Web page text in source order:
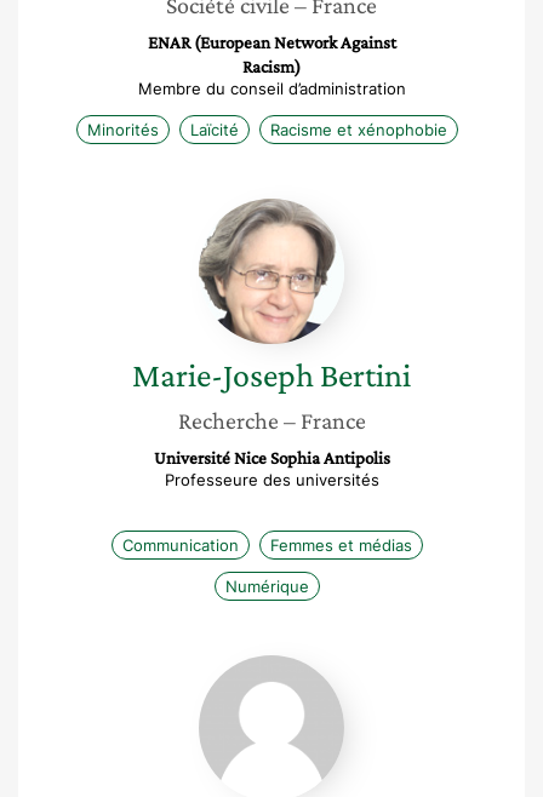
ENAR (European Network Against
Racism)
Membre du conseil d’administration
Minorités Laïcité Racisme et xénophobie
Marie-
Joseph
Bertini
Marie-Joseph Bertini
Recherche – France
Université Nice Sophia Antipolis
Professeure des universités
Communication Femmes et médias
Numérique
Gisèle
Taelemans